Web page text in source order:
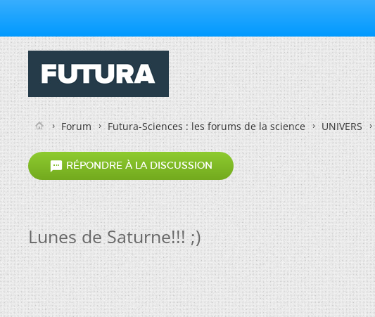
Forum Futura-Sciences : les forums de la science UNIVERS
 RÉPONDRE À LA DISCUSSION
Lunes de Saturne!!! ;)